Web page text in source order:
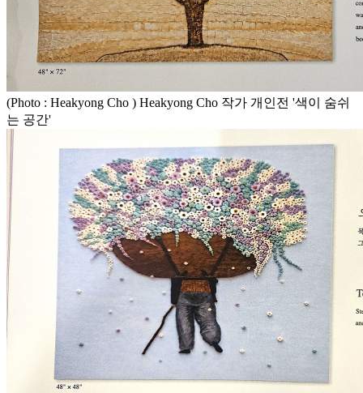
(Photo : Heakyong Cho ) Heakyong Cho 작가 개인전 '색이 숨쉬
는 공간'